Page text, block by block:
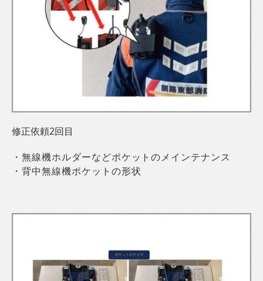
修正依頼2回目
・無線機ホルダーなどポケットのメインテナンス
・背中無線機ポケットの形状